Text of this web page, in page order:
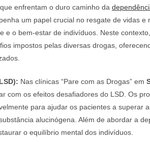
enfrentam o duro caminho da
um papel crucial no resgate de vidas
e o bem-estar de indivíduos. Neste
impostos pelas diversas drogas,
Nas clínicas “Pare com as Drogas” em
com os efeitos desafiadores do LSD. Os
para ajudar os pacientes a superar
alucinógena. Além de abordar a
o equilíbrio mental dos indivíduos.